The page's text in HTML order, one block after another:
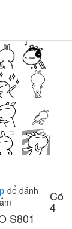
để đánh
Có
4
S801